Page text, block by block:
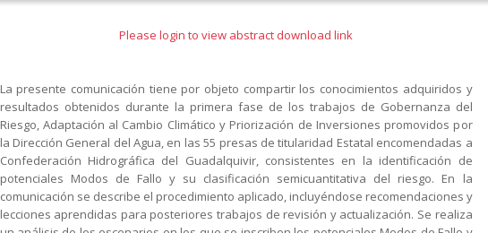
Please login to view abstract download link
La presente comunicación tiene por objeto compartir los conocimientos adquiridos y
resultados obtenidos durante la primera fase de los trabajos de Gobernanza del
Riesgo, Adaptación al Cambio Climático y Priorización de Inversiones promovidos por
la Dirección General del Agua, en las 55 presas de titularidad Estatal encomendadas a
Confederación Hidrográfica del Guadalquivir, consistentes en la identificación de
potenciales Modos de Fallo y su clasificación semicuantitativa del riesgo. En la
comunicación se describe el procedimiento aplicado, incluyéndose recomendaciones y
lecciones aprendidas para posteriores trabajos de revisión y actualización. Se realiza